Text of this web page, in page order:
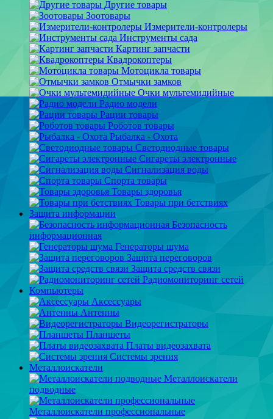
Другие товары
Зоотовары
Измерители-контролеры
Инструменты сада
Картинг запчасти
Квадрокоптеры
Мотоцикла товары
Отмычки замков
Очки мультемидийные
Радио модели
Рации товары
Роботов товары
Рыбалка - Охота
Светодиодные товары
Сигареты электронные
Сигнализация воды
Спорта товары
Товары здоровья
Товары при бетствиях
Защита информации
Безопасность
информационная
Генераторы шума
Защита переговоров
Защита средств связи
Радиомониторинг сетей
Компьютеры
Аксессуары
Антенны
Видеорегистраторы
Планшеты
Платы видеозахвата
Системы зрения
Металлоискатели
Металлоискатели
подводные
Металлоискатели профессиональные